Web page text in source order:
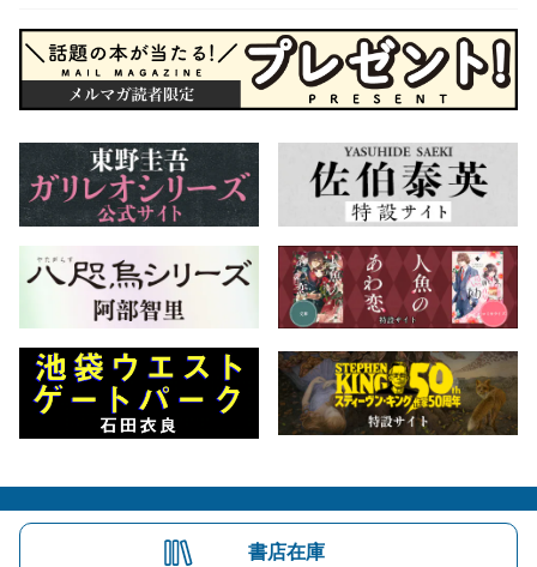
書店在庫
会社概要 自費出版のご案内 お問合せ
株式会社文藝春秋 文春オンライン Number Web